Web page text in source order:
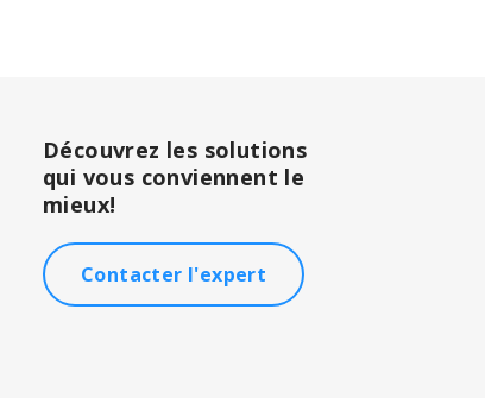
Découvrez les solutions
qui vous conviennent le
mieux!
Contacter l'expert